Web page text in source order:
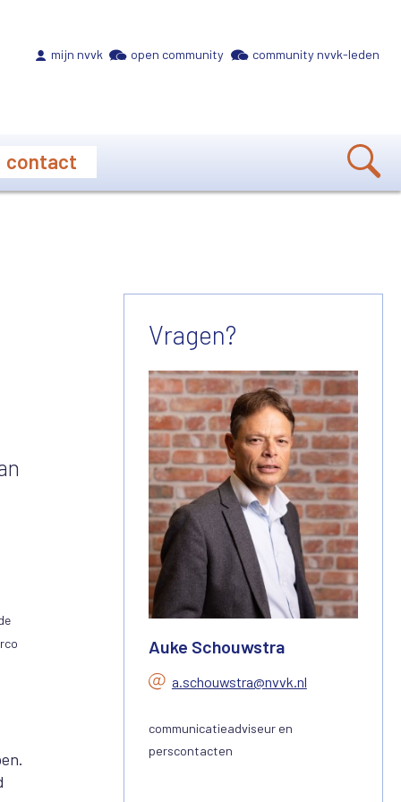
mijn nvvk open community community nvvk-leden
contact
Vragen?
Auke Schouwstra
a.schouwstra@nvvk.nl
communicatieadviseur en
perscontacten